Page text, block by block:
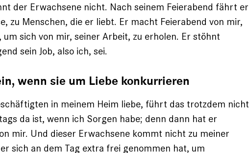
der Erwachsene nicht. Nach seinem Feierabend fährt er
zu Menschen, die er liebt. Er macht Feierabend von mir,
sich von mir, seiner Arbeit, zu erholen. Er stöhnt
sein Job, also ich, sei.
wenn sie um Liebe konkurrieren
in meinem Heim liebe, führt das trotzdem nicht
da ist, wenn ich Sorgen habe; denn dann hat er
mir. Und dieser Erwachsene kommt nicht zu meiner
sich an dem Tag extra frei genommen hat, um